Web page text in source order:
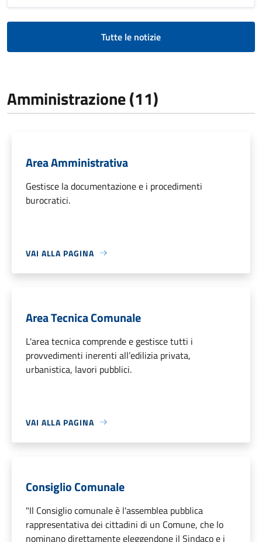
Tutte le notizie
Amministrazione (11)
Area Amministrativa
Gestisce la documentazione e i procedimenti
burocratici.
VAI ALLA PAGINA
Area Tecnica Comunale
L'area tecnica comprende e gestisce tutti i
provvedimenti inerenti all’edilizia privata,
urbanistica, lavori pubblici.
VAI ALLA PAGINA
Consiglio Comunale
"Il Consiglio comunale è l'assemblea pubblica
rappresentativa dei cittadini di un Comune, che lo
nominano direttamente eleggendone il Sindaco e i